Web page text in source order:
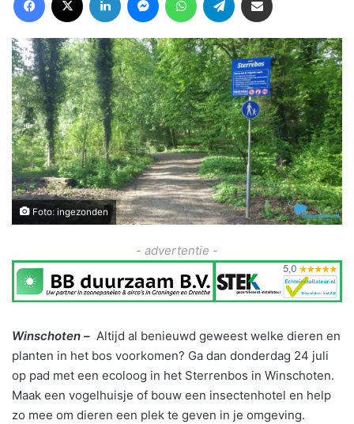
Foto: ingezonden
- advertentie -
Winschoten – Altijd al benieuwd geweest welke dieren en
planten in het bos voorkomen? Ga dan donderdag 24 juli
op pad met een ecoloog in het Sterrenbos in Winschoten.
Maak een vogelhuisje of bouw een insectenhotel en help
zo mee om dieren een plek te geven in je omgeving.